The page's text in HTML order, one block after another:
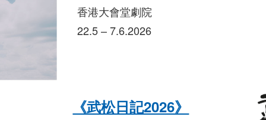
香港大會堂劇院
22.5 – 7.6.2026
《武松日記2026》